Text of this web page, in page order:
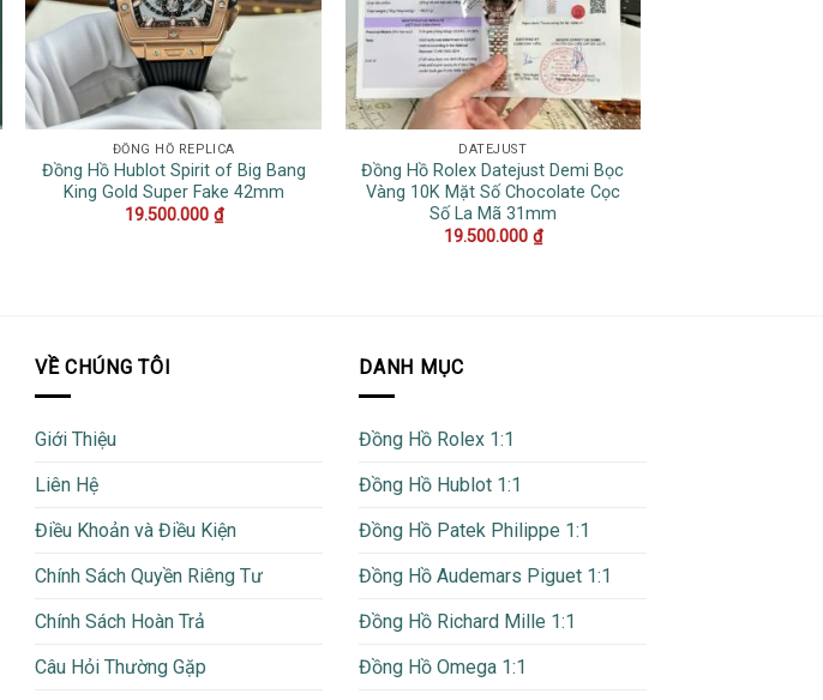
ĐỒNG HỒ REPLICA
Đồng Hồ Hublot Spirit of Big Bang
King Gold Super Fake 42mm
19.500.000 ₫
DATEJUST
Đồng Hồ Rolex Datejust Demi Bọc
Vàng 10K Mặt Số Chocolate Cọc
Số La Mã 31mm
19.500.000 ₫
VỀ CHÚNG TÔI
Giới Thiệu
Liên Hệ
Điều Khoản và Điều Kiện
Chính Sách Quyền Riêng Tư
Chính Sách Hoàn Trả
Câu Hỏi Thường Gặp
DANH MỤC
Đồng Hồ Rolex 1:1
Đồng Hồ Hublot 1:1
Đồng Hồ Patek Philippe 1:1
Đồng Hồ Audemars Piguet 1:1
Đồng Hồ Richard Mille 1:1
Đồng Hồ Omega 1:1